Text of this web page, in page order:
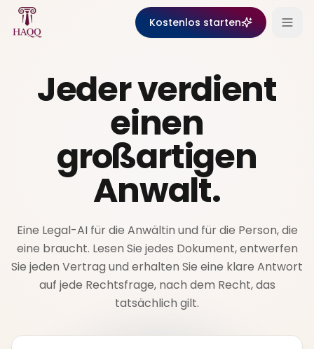
Skip to content
Kostenlos starten
Jeder verdient
einen
großartigen
Anwalt.
Eine Legal-AI für die Anwältin und für die Person, die
eine braucht. Lesen Sie jedes Dokument, entwerfen
Sie jeden Vertrag und erhalten Sie eine klare Antwort
auf jede Rechtsfrage, nach dem Recht, das
tatsächlich gilt.